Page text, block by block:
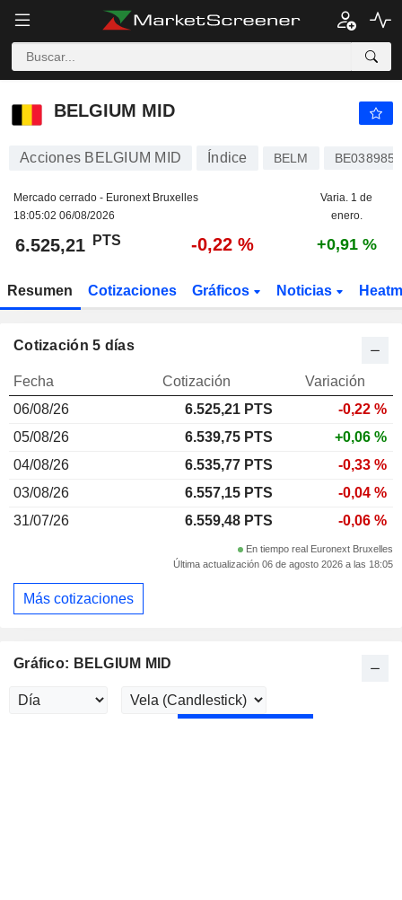
BELGIUM MID
BELGIUM MID
Acciones BELGIUM MID Índice BELM
Mercado cerrado - Euronext Bruxelles
18:05:02 06/08/2026
Varia. 1 de
enero.
6.525,21 PTS -0,22 % +0,91 %
Resumen Cotizaciones Gráficos Noticias
Gráfico: BELGIUM MID
Cotización 5 días
Fecha Cotización
Variación
06/08/26
6.525,21 PTS
-0,22 %
05/08/26
6.539,75 PTS
+0,06 %
04/08/26
6.535,77 PTS
-0,33 %
03/08/26
6.557,15 PTS
-0,04 %
31/07/26
6.559,48 PTS -0,06 %
En tiempo real Euronext Bruxelles
Última actualización 06 de agosto 2026 a las 18:05
Más cotizaciones